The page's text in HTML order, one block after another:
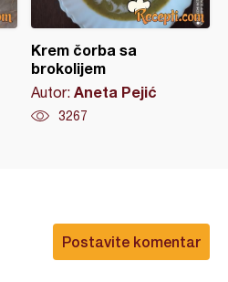
Krem čorba sa
brokolijem
Autor: Aneta Pejić
3267
Postavite komentar